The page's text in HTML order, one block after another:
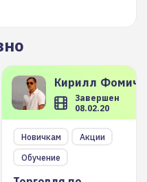
Кирилл
Завершен
08.02.20
Новичкам
Акции
Обучение